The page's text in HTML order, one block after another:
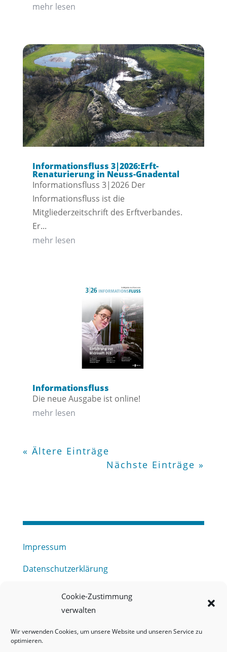
Cookie-Zustimmung
verwalten
Wir verwenden Cookies, um unsere Website und unseren Service zu
optimieren.
mehr lesen
Informationsfluss 3|2026:Erft-
Renaturierung in Neuss-Gnadental
Informationsfluss 3|2026 Der
Informationsfluss ist die
Mitgliederzeitschrift des Erftverbandes.
Er...
mehr lesen
Informationsfluss
Die neue Ausgabe ist online!
mehr lesen
« Ältere Einträge
Nächste Einträge »
Impressum
Datenschutzerklärung
Haftungsausschluss
Barrierefreiheitserklärung
Meldestelle (HinSchG) des Erftverbandes